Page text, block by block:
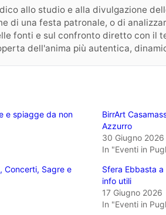
allo studio e alla divulgazione
una festa patronale, o di
fonti e sul confronto diretto con il
dell'anima più autentica,
e spiagge da non
BirrArt
Azzurro
30 Giugno 2026
In "Eventi in
Concerti, Sagre e
Sfera Ebbasta
info utili
17 Giugno 2026
In "Eventi in